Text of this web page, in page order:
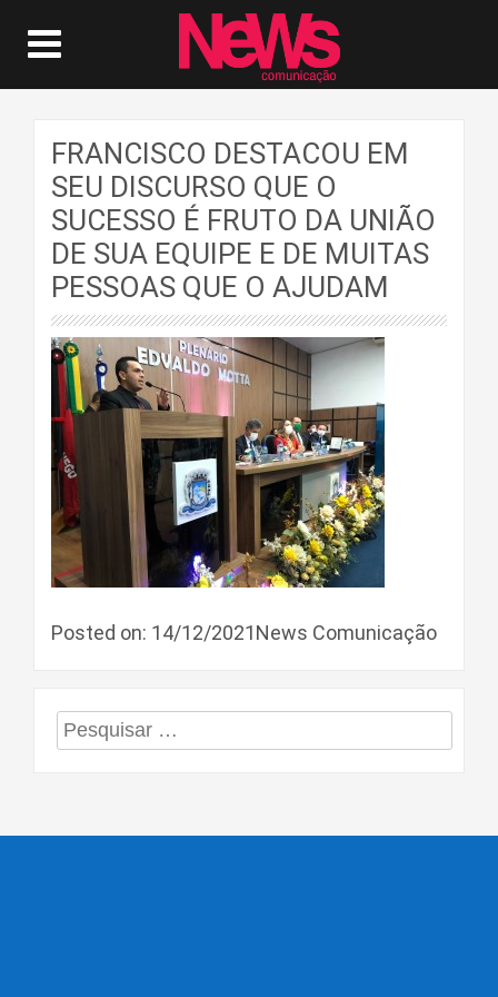
FRANCISCO DESTACOU EM
SEU DISCURSO QUE O
SUCESSO É FRUTO DA UNIÃO
DE SUA EQUIPE E DE MUITAS
PESSOAS QUE O AJUDAM
Posted on: 14/12/2021News Comunicação
Pesquisar
por: